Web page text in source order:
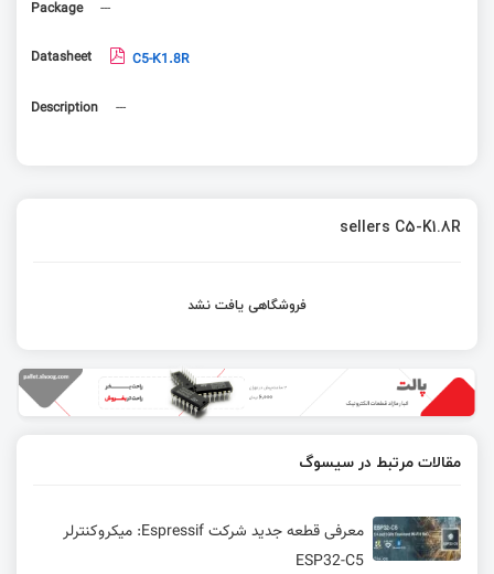
Package ---
Datasheet C5-K1.8R
Description ---
sellers C5-K1.8R
فروشگاهی یافت نشد
مقالات مرتبط در سیسوگ
معرفی قطعه جدید شرکت Espressif: میکروکنترلر
ESP32-C5